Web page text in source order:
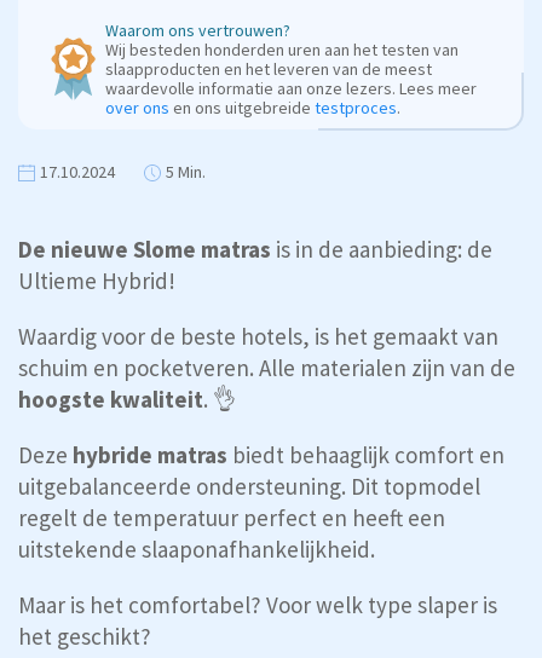
Waarom ons vertrouwen?
Wij besteden honderden uren aan het testen van
slaapproducten en het leveren van de meest
waardevolle informatie aan onze lezers. Lees meer
over ons en ons uitgebreide testproces.
17.10.2024 5 Min.
De nieuwe Slome matras is in de aanbieding: de
Ultieme Hybrid!
Waardig voor de beste hotels, is het gemaakt van
schuim en pocketveren. Alle materialen zijn van de
hoogste kwaliteit. 👌
Deze hybride matras biedt behaaglijk comfort en
uitgebalanceerde ondersteuning. Dit topmodel
regelt de temperatuur perfect en heeft een
uitstekende slaaponafhankelijkheid.
Maar is het comfortabel? Voor welk type slaper is
het geschikt?